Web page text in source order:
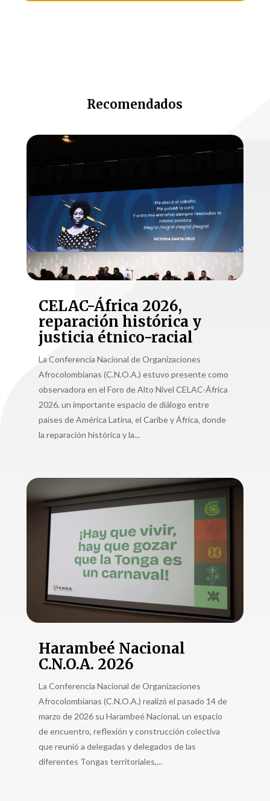
Recomendados
CELAC-África 2026,
reparación histórica y
justicia étnico-racial
La Conferencia Nacional de Organizaciones
Afrocolombianas (C.N.O.A.) estuvo presente como
observadora en el Foro de Alto Nivel CELAC-África
2026, un importante espacio de diálogo entre
países de América Latina, el Caribe y África, donde
la reparación histórica y la...
Harambeé Nacional
C.N.O.A. 2026
La Conferencia Nacional de Organizaciones
Afrocolombianas (C.N.O.A.) realizó el pasado 14 de
marzo de 2026 su Harambeé Nacional, un espacio
de encuentro, reflexión y construcción colectiva
que reunió a delegadas y delegados de las
diferentes Tongas territoriales,...